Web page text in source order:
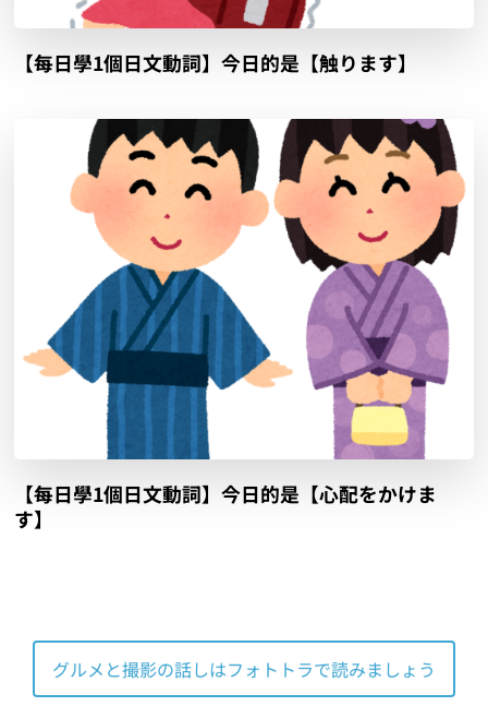
【每日學1個日文動詞】今日的是【触ります】
【每日學1個日文動詞】今日的是【心配をかけま
す】
グルメと撮影の話しはフォトトラで読みましょう